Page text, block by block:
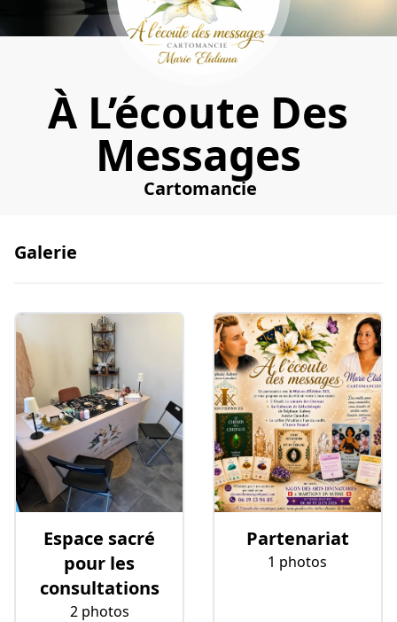
À L’écoute Des
Messages
Cartomancie
Galerie
Espace sacré
pour les
consultations
2 photos
Partenariat
1 photos